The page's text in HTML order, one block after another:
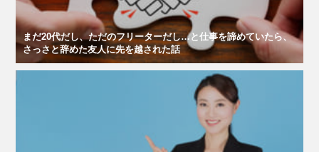
まだ20代だし、ただのフリーターだし…と仕事を諦めていたら、
さっさと辞めた友人に先を越された話